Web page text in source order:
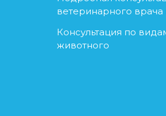
ветеринарного
Консультация по
животного